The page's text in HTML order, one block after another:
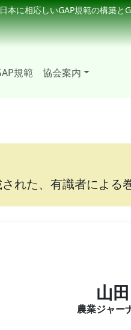
本に相応しいGAP規範の構築と
規範 協会案内
れた、有識者による巻
山
農業ジャー